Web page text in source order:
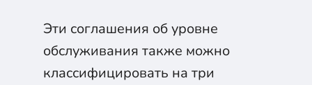
Эти соглашения об уровне
обслуживания также можно
классифицировать на три